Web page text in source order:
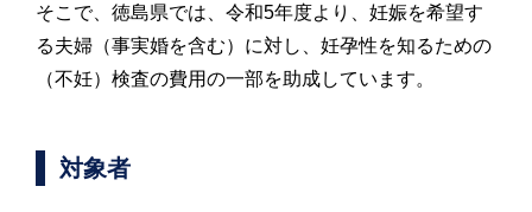
そこで、徳島県では、令和5年度より、妊娠を希望す
る夫婦（事実婚を含む）に対し、妊孕性を知るための
（不妊）検査の費用の一部を助成しています。
対象者